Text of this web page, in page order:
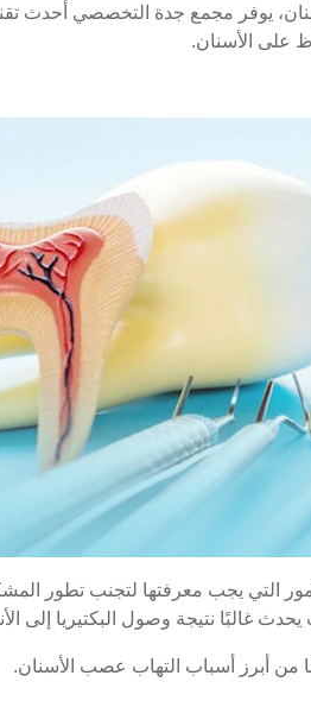
يوفر مجمع جدة التخصصي أحدث
على الأسنان.
التي يجب معرفتها لتجنب تطور
غالبًا نتيجة وصول البكتيريا إلى
من أبرز أسباب التهاب عصب الأسنان.